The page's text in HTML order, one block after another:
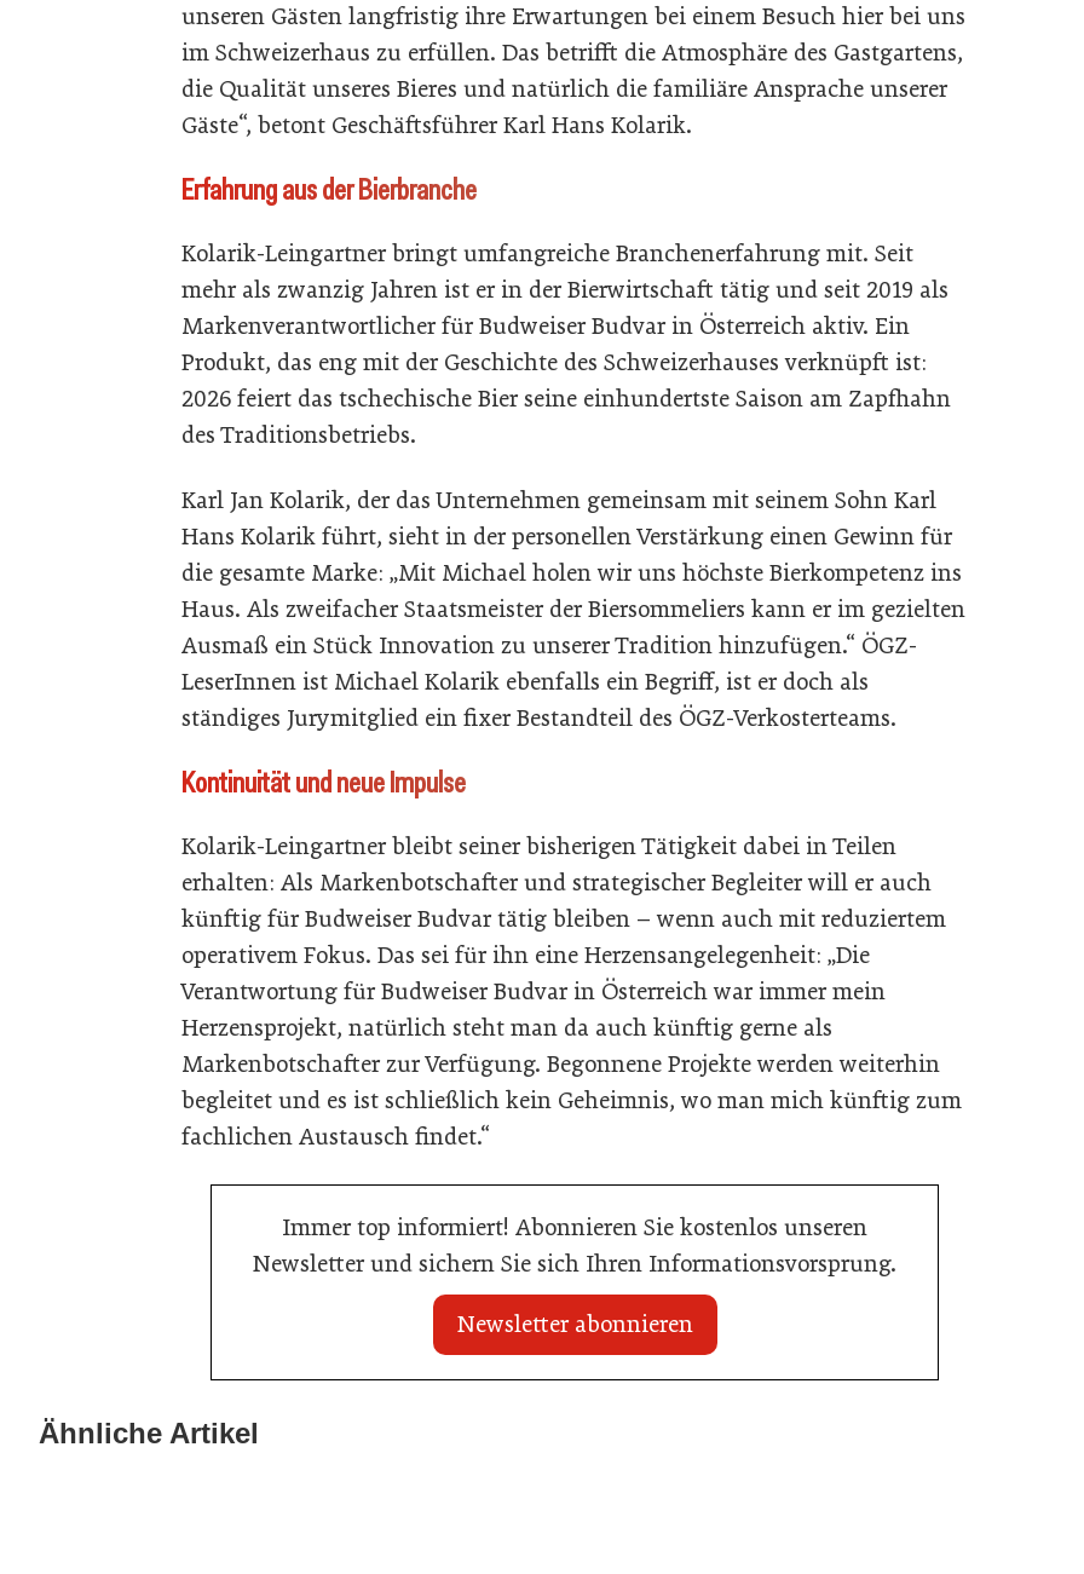
unseren Gästen langfristig ihre Erwartungen bei einem Besuch hier bei uns
im Schweizerhaus zu erfüllen. Das betrifft die Atmosphäre des Gastgartens,
die Qualität unseres Bieres und natürlich die familiäre Ansprache unserer
Gäste“, betont Geschäftsführer Karl Hans Kolarik.
Erfahrung aus der Bierbranche
Kolarik-Leingartner bringt umfangreiche Branchenerfahrung mit. Seit
mehr als zwanzig Jahren ist er in der Bierwirtschaft tätig und seit 2019 als
Markenverantwortlicher für Budweiser Budvar in Österreich aktiv. Ein
Produkt, das eng mit der Geschichte des Schweizerhauses verknüpft ist:
2026 feiert das tschechische Bier seine einhundertste Saison am Zapfhahn
des Traditionsbetriebs.
Karl Jan Kolarik, der das Unternehmen gemeinsam mit seinem Sohn Karl
Hans Kolarik führt, sieht in der personellen Verstärkung einen Gewinn für
die gesamte Marke: „Mit Michael holen wir uns höchste Bierkompetenz ins
Haus. Als zweifacher Staatsmeister der Biersommeliers kann er im gezielten
Ausmaß ein Stück Innovation zu unserer Tradition hinzufügen.“ ÖGZ-
LeserInnen ist Michael Kolarik ebenfalls ein Begriff, ist er doch als
ständiges Jurymitglied ein fixer Bestandteil des ÖGZ-Verkosterteams.
Kontinuität und neue Impulse
Kolarik-Leingartner bleibt seiner bisherigen Tätigkeit dabei in Teilen
erhalten: Als Markenbotschafter und strategischer Begleiter will er auch
künftig für Budweiser Budvar tätig bleiben – wenn auch mit reduziertem
operativem Fokus. Das sei für ihn eine Herzensangelegenheit: „Die
Verantwortung für Budweiser Budvar in Österreich war immer mein
Herzensprojekt, natürlich steht man da auch künftig gerne als
Markenbotschafter zur Verfügung. Begonnene Projekte werden weiterhin
begleitet und es ist schließlich kein Geheimnis, wo man mich künftig zum
fachlichen Austausch findet.“
Immer top informiert! Abonnieren Sie kostenlos unseren
Newsletter und sichern Sie sich Ihren Informationsvorsprung.
Newsletter abonnieren
Ähnliche Artikel
War die Fußball-WM 2026 für Ihren